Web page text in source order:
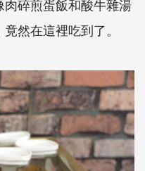
碎煎蛋飯和酸牛雜湯
然在這裡吃到了。